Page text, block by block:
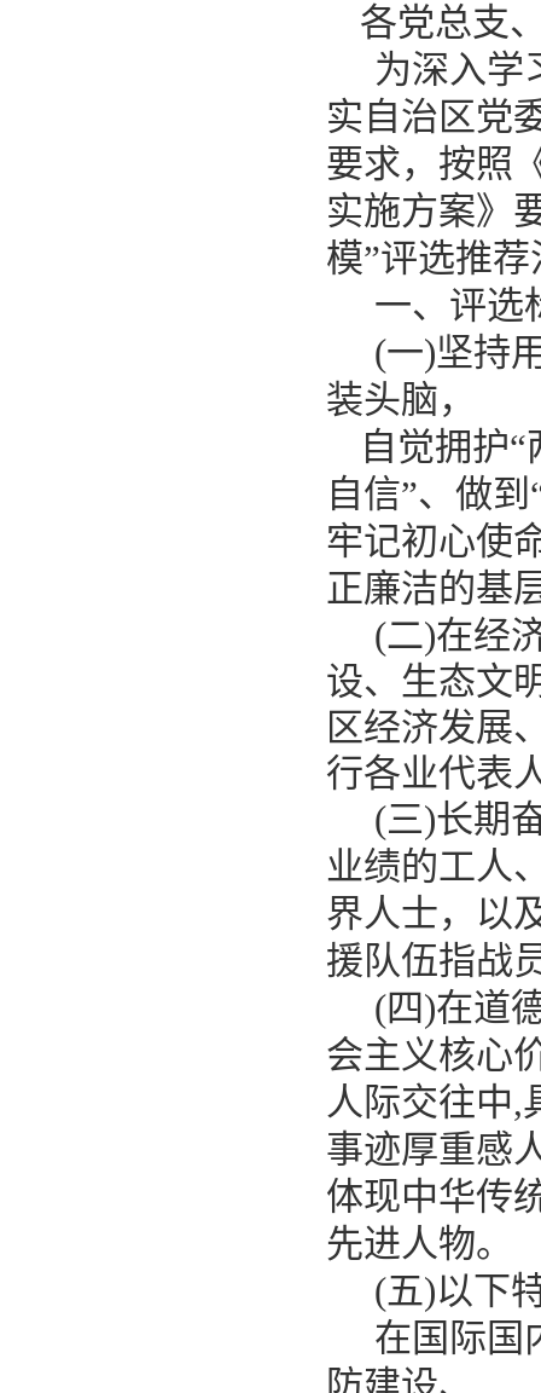
各党总支
为深入学
实自治区党
要求，按照
实施方案》
模”评选推
一、评选
(一)坚持
装头脑，
自觉拥护“
自信”、做
牢记初心使
正廉洁的基
(二)在经
设、生态文
区经济发展
行各业代表
(三)长期
业绩的工人
界人士，以
援队伍指战
(四)在道
会主义核心
人际交往中,
事迹厚重感
体现中华传
先进人物。
(五)以下
在国际国